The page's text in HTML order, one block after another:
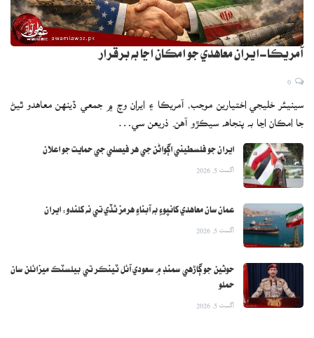
آمريڪا-ايران معاهدي جو امڪان اڃا به برقرار
سينيئر خليجي اختيارين موجب، آمريڪا ۽ ايران وچ ۾ جمعي ڏينهن معاهدو ٿيڻ
جا امڪان اڃا به پنجاهه سيڪڙو آهن. ذريعن سي…
ايران جو فلسطيني اڳواڻن جي هر فيصلي جي حمايت جو اعلان
اگست 5, 2026
عمان سان معاهدي کانپوءِ به آبناءِ هرمز ٿڏي تي نه کلندو: ايران
اگست 5, 2026
حوثين جو ڳاڙهي سمنڊ ۾ سعودي آئل ٽينڪر تي بيلسٽڪ ميزائلن سان
حملو
اگست 5, 2026